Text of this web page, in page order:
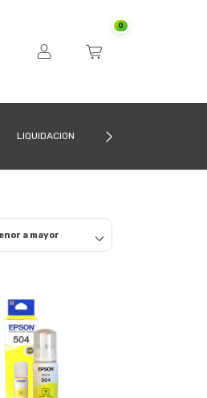
0
LIQUIDACION CÓMO COMPRAR